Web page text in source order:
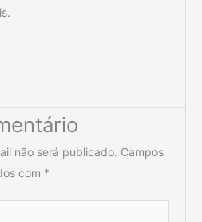
não será publicado. Campos
com *